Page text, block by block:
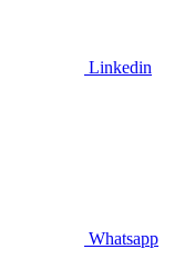
Linkedin
Whatsapp